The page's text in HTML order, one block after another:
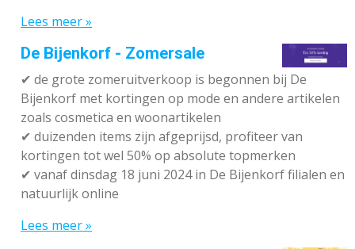
Lees meer »
De Bijenkorf - Zomersale
✔ de grote zomeruitverkoop is begonnen bij De
Bijenkorf met kortingen op mode en andere artikelen
zoals cosmetica en woonartikelen
✔ duizenden items zijn afgeprijsd, profiteer van
kortingen tot wel 50% op absolute topmerken
✔ vanaf dinsdag 18 juni 2024 in De Bijenkorf filialen en
natuurlijk online
Lees meer »